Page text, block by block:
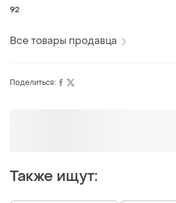
92
Все товары продавца
Поделиться:
Также ищут: